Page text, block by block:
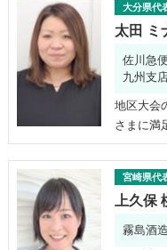
大分県代
太田 ミ
佐川急
九州支
地区大会
さまに満
宮崎県代
上久保
霧島酒